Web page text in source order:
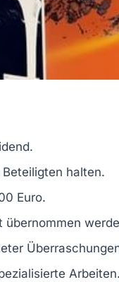
halten.
Euro.
Arbeiten.